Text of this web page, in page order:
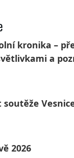
kronika –
a
soutěže
2026